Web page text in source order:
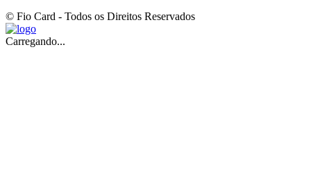
© Fio Card - Todos os Direitos Reservados
Carregando...